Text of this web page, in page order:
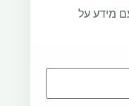
מידע על